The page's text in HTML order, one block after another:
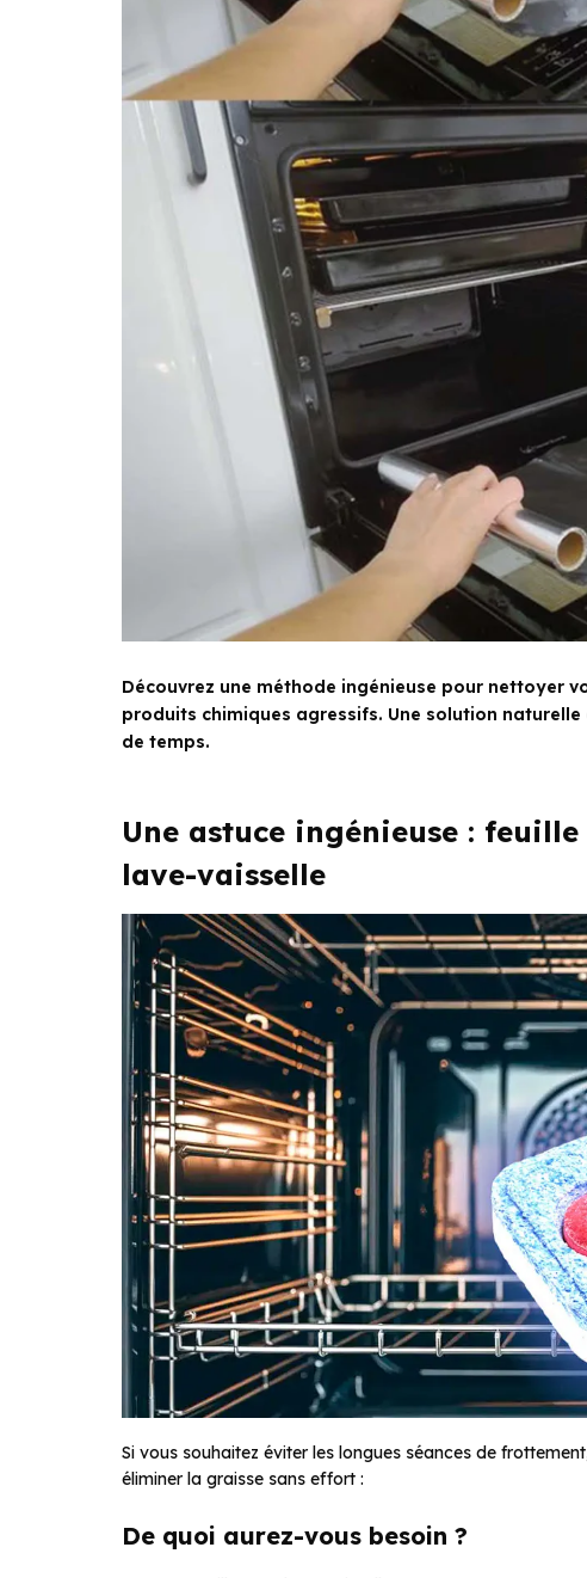
Découvrez une méthode ingénieuse pour nettoyer
produits chimiques agressifs. Une solution
de temps.
Une astuce ingénieuse :
lave-vaisselle
Si vous souhaitez éviter les longues séances de
éliminer la graisse sans effort :
De quoi aurez-vous besoin ?